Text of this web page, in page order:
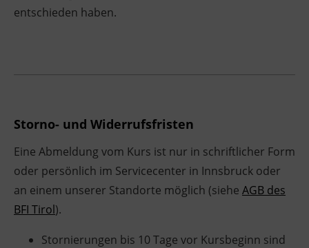
entschieden haben.
Storno- und Widerrufsfristen
Eine Abmeldung vom Kurs ist nur in schriftlicher Form
oder persönlich im Servicecenter in Innsbruck oder
an einem unserer Standorte möglich (siehe AGB des
BFI Tirol).
Stornierungen bis 10 Tage vor Kursbeginn sind